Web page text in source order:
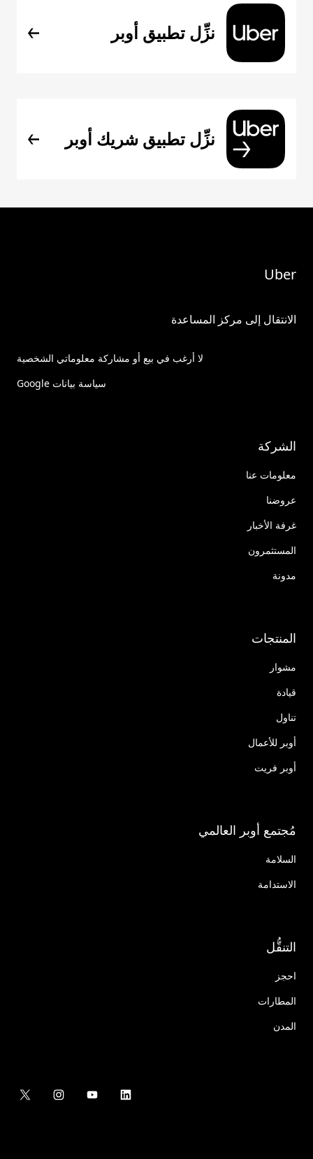
نزِّل تطبيق أوبر
نزِّل تطبيق شريك أوبر
Uber
الانتقال إلى مركز المساعدة
لا أرغب في بيع أو مشاركة معلوماتي الشخصية
سياسة بيانات Google
الشركة
معلومات عنا
عروضنا
غرفة الأخبار
المستثمرون
مدونة
المنتجات
مشوار
قيادة
تناول
أوبر للأعمال
أوبر فريت
مُجتمع أوبر العالمي
السلامة
الاستدامة
التنقُّل
احجز
المطارات
المدن